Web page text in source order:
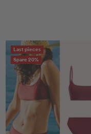
Last pieces
Spare 20%